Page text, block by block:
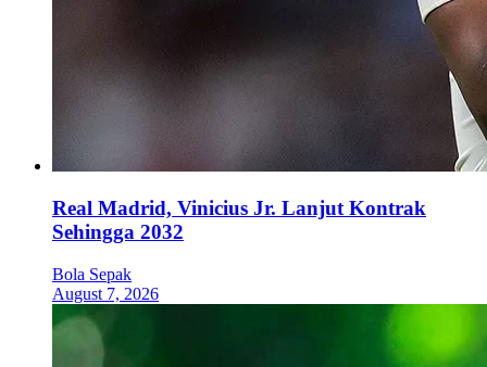
Real Madrid, Vinicius Jr. Lanjut Kontrak
Sehingga 2032
Bola Sepak
August 7, 2026